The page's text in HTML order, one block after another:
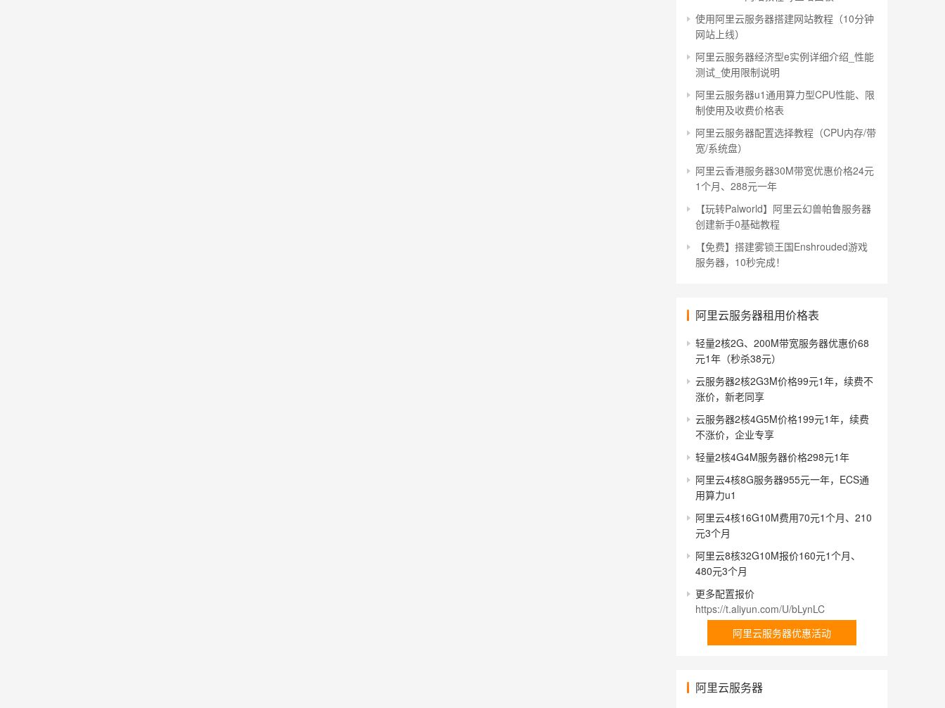
使用阿里云服务器搭建网站教程（10分钟
网站上线）
阿里云服务器经济型e实例详细介绍_性能
测试_使用限制说明
阿里云服务器u1通用算力型CPU性能、限
制使用及收费价格表
阿里云服务器配置选择教程（CPU内存/带
宽/系统盘）
阿里云香港服务器30M带宽优惠价格24元
1个月、288元一年
【玩转Palworld】阿里云幻兽帕鲁服务器
创建新手0基础教程
【免费】搭建雾锁王国Enshrouded游戏
服务器，10秒完成！
阿里云服务器租用价格表
轻量2核2G、200M带宽服务器优惠价68
元1年（秒杀38元）
云服务器2核2G3M价格99元1年，续费不
涨价，新老同享
云服务器2核4G5M价格199元1年，续费
不涨价，企业专享
轻量2核4G4M服务器价格298元1年
阿里云4核8G服务器955元一年，ECS通
用算力u1
阿里云4核16G10M费用70元1个月、210
元3个月
阿里云8核32G10M报价160元1个月、
480元3个月
更多配置报价
https://t.aliyun.com/U/bLynLC
阿里云服务器优惠活动
阿里云服务器